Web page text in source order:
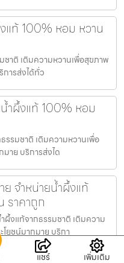
แท้ 100% หอม หวาน
าติ เติมความหวานเพื่อสุขภาพ
ารส่งได้ทั่ว
ำผึ้งแท้ 100% หอม
รรมชาติ เติมความหวานเพื่อ
าย บริการส่งได
จำหน่ายน้ำผึ้งแท้
ราคาถูก
งแท้จากธรรมชาติ เติมความ
ยชน์มากมาย บริกา
แชร์ เพิ่มเติม